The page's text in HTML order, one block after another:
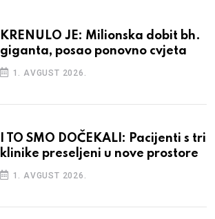
KRENULO JE: Milionska dobit bh.
giganta, posao ponovno cvjeta
1. AVGUST 2026.
I TO SMO DOČEKALI: Pacijenti s tri
klinike preseljeni u nove prostore
1. AVGUST 2026.